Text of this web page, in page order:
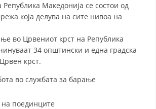
Македонија се состои од
која делува на сите нивоа на
во Црвениот крст на Република
34 општински и една градска
крст.
во службата за барање
поединците